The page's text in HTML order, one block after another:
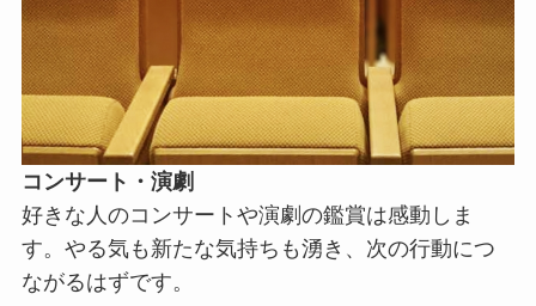
コンサート・演劇
好きな人のコンサートや演劇の鑑賞は感動しま
す。やる気も新たな気持ちも湧き、次の行動につ
ながるはずです。